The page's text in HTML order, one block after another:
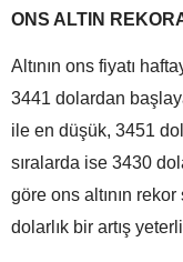
ONS ALTIN
Altının ons fiyatı
3441 dolardan
ile en düşük, 3451
sıralarda ise 3430
göre ons altının
dolarlık bir artış